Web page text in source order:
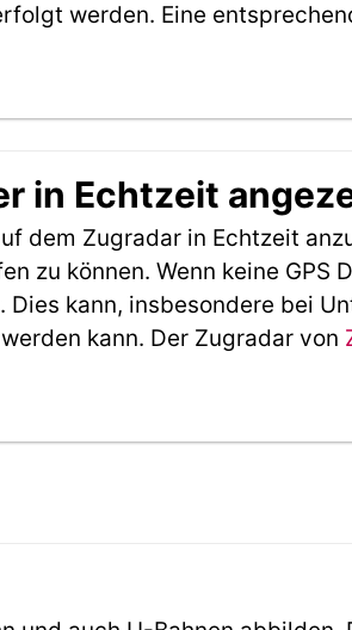
werden. Eine
in Echtzeit
dem Zugradar in Echtzeit
zu können. Wenn keine GPS
kann, insbesondere bei
kann. Der Zugradar von